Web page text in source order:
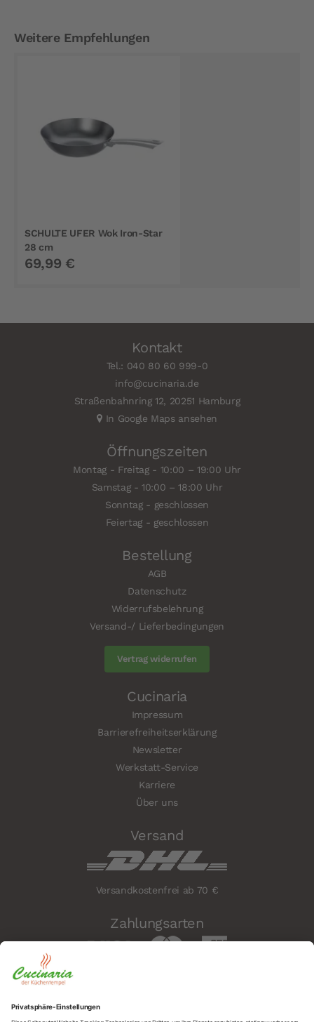
Weitere Empfehlungen
SCHULTE UFER Wok Iron-Star
28 cm
69,99 €
Kontakt
Tel.: 040 80 60 999-0
info@cucinaria.de
Straßenbahnring 12, 20251 Hamburg
In Google Maps ansehen
Öffnungszeiten
Montag - Freitag - 10:00 – 19:00 Uhr
Samstag - 10:00 – 18:00 Uhr
Sonntag - geschlossen
Feiertag - geschlossen
Bestellung
AGB
Datenschutz
Widerrufsbelehrung
Versand-/ Lieferbedingungen
Vertrag widerrufen
Cucinaria
Impressum
Barrierefreiheitserklärung
Newsletter
Werkstatt-Service
Karriere
Über uns
Versand
Versandkostenfrei ab 70 €
Zahlungsarten